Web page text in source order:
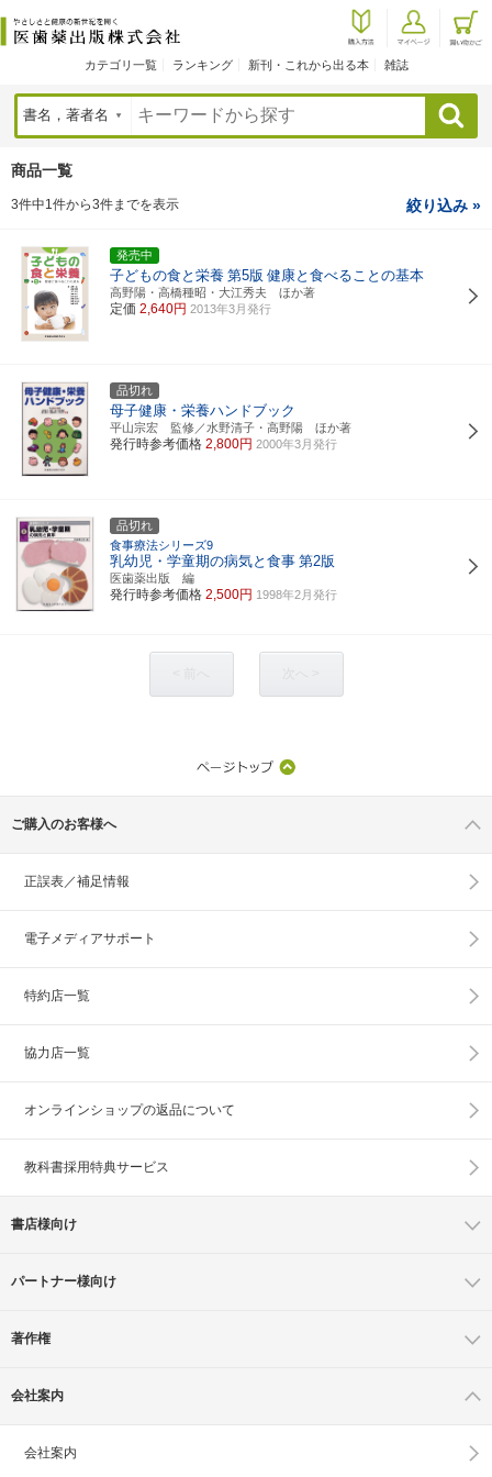
カテゴリ一覧 ランキング 新刊・これから出る本 雑誌
検索
商品一覧
3件中1件から3件までを表示 絞り込み »
発売中
子どもの食と栄養 第5版 健康と食べることの基本
高野陽・高橋種昭・大江秀夫 ほか著
定価 2,640円 2013年3月発行
品切れ
母子健康・栄養ハンドブック
平山宗宏 監修／水野清子・高野陽 ほか著
発行時参考価格 2,800円 2000年3月発行
品切れ
食事療法シリーズ9
乳幼児・学童期の病気と食事 第2版
医歯薬出版 編
発行時参考価格 2,500円 1998年2月発行
ご購入のお客様へ
正誤表／補足情報
電子メディアサポート
特約店一覧
協力店一覧
オンラインショップの返品について
教科書採用特典サービス
書店様向け
パートナー様向け
著作権
会社案内
会社案内